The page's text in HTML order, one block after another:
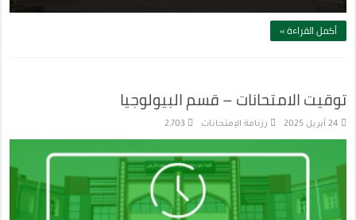
أكمل القراءة »
توقيت الامتحانات – قسم البيولوجيا
24 أبريل 2025 رزنامة الإمتحانات 2,703